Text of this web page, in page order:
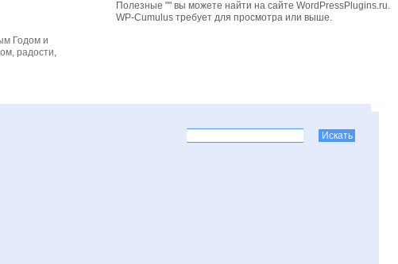
Годом и
радости,
Полезные "" вы можете найти на сайте WordPressPlugins.ru.
WP-Cumulus требует для просмотра или выше.